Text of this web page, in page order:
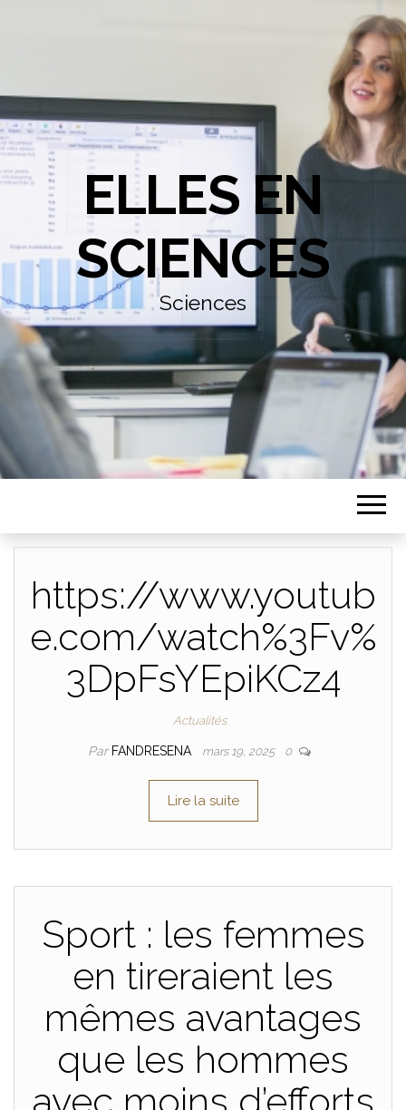
ELLES EN
SCIENCES
Sciences
https://www.youtub
e.com/watch%3Fv%
3DpFsYEpiKCz4
Actualités
Par FANDRESENA mars 19, 2025 0
Lire la suite
Sport : les femmes
en tireraient les
mêmes avantages
que les hommes